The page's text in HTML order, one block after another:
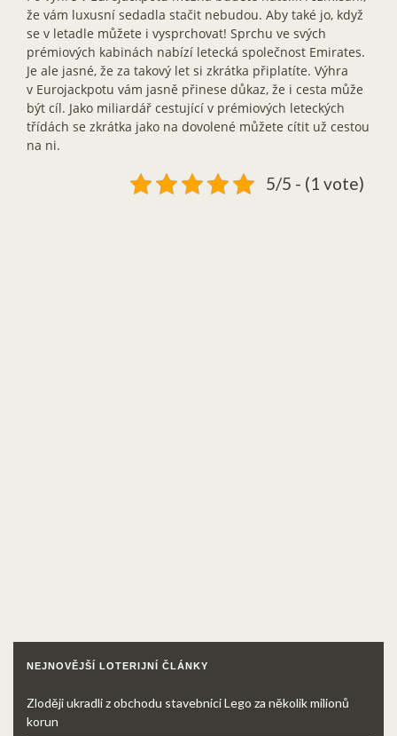
že vám luxusní sedadla stačit nebudou. Aby také jo, když
se v letadle můžete i vysprchovat! Sprchu ve svých
prémiových kabinách nabízí letecká společnost Emirates.
Je ale jasné, že za takový let si zkrátka připlatíte. Výhra
v Eurojackpotu vám jasně přinese důkaz, že i cesta může
být cíl. Jako miliardář cestující v prémiových leteckých
třídách se zkrátka jako na dovolené můžete cítit už cestou
na ni.
5/5 - (1 vote)
NEJNOVĚJŠÍ LOTERIJNÍ ČLÁNKY
Zloději ukradli z obchodu stavebnici Lego za několik milionů
korun